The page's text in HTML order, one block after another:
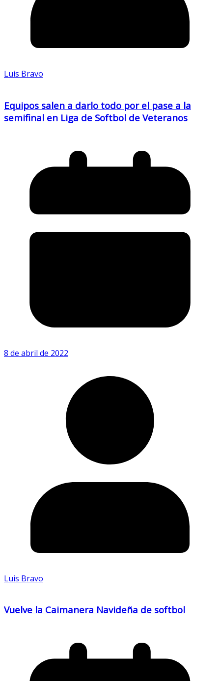
Luis Bravo
Equipos salen a darlo todo por el pase a la
semifinal en Liga de Softbol de Veteranos
8 de abril de 2022
Luis Bravo
Vuelve la Caimanera Navideña de softbol